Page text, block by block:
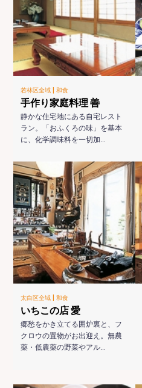
若林区全域 |和食
手作り家庭料理 善
静かな住宅地にある自宅レスト
ラン。「おふくろの味」を基本
に、化学調味料を一切加…
太白区全域 |和食
いちこの店 愛
郷愁をかき立てる囲炉裏と、フ
クロウの置物がお出迎え。無農
薬・低農薬の野菜やアル…